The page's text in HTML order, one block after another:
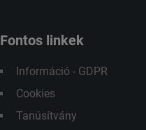
Fontos linkek
Információ - GDPR
Cookies
Tanúsítvány